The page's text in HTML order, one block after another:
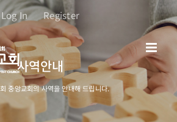
Log In Register
사역안내
중앙교회의 사역을 안내해 드립니다.